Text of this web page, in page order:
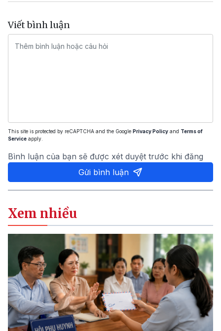
Viết bình luận
This site is protected by reCAPTCHA and the Google Privacy Policy and Terms of
Service apply.
Bình luận của bạn sẽ được xét duyệt trước khi đăng
Gửi bình luận
Xem nhiều